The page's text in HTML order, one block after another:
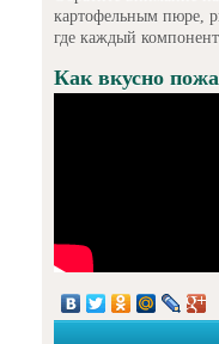
картофельным пюре,
где каждый
Как вкусно